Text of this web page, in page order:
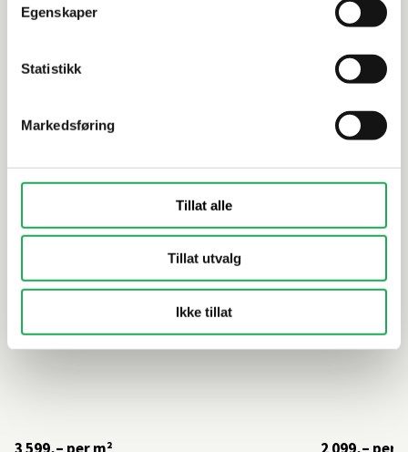
Egenskaper
Statistikk
Markedsføring
Tillat alle
Tillat utvalg
Ikke tillat
Brown 15x15 Flis
AZ
Marmor,
Flis
AZ